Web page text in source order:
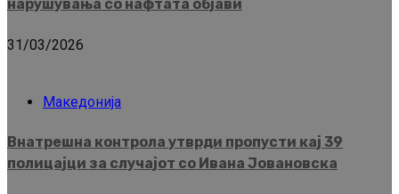
нарушувања со нафтата објави
31/03/2026
Македонија
Внатрешна контрола утврди пропусти кај 39
полицајци за случајот со Ивана Јовановска